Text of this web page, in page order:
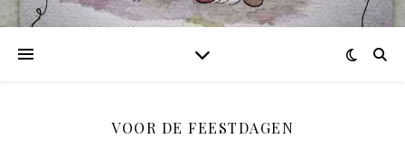
VOOR DE FEESTDAGEN